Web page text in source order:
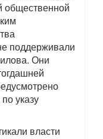
общественной
поддерживали
Они
указу
власти